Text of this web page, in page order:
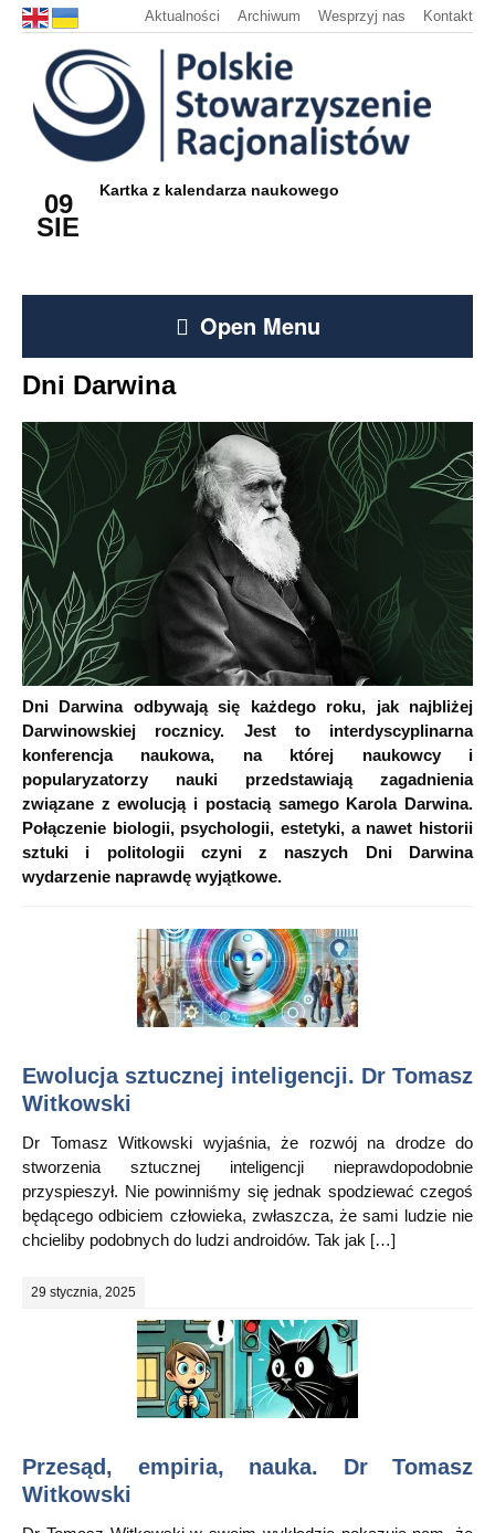
Aktualności Archiwum Wesprzyj nas Kontakt
09
SIE
Kartka z kalendarza naukowego
Open Menu
Dni Darwina
Dni Darwina odbywają się każdego roku, jak najbliżej
Darwinowskiej rocznicy. Jest to interdyscyplinarna
konferencja naukowa, na której naukowcy i
popularyzatorzy nauki przedstawiają zagadnienia
związane z ewolucją i postacią samego Karola Darwina.
Połączenie biologii, psychologii, estetyki, a nawet historii
sztuki i politologii czyni z naszych Dni Darwina
wydarzenie naprawdę wyjątkowe.
Ewolucja sztucznej inteligencji. Dr Tomasz
Witkowski
Dr Tomasz Witkowski wyjaśnia, że rozwój na drodze do
stworzenia sztucznej inteligencji nieprawdopodobnie
przyspieszył. Nie powinniśmy się jednak spodziewać czegoś
będącego odbiciem człowieka, zwłaszcza, że sami ludzie nie
chcieliby podobnych do ludzi androidów. Tak jak […]
29 stycznia, 2025
Przesąd, empiria, nauka. Dr Tomasz
Witkowski